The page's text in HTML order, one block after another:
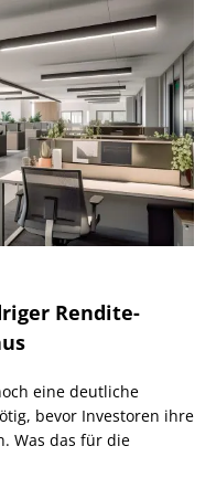
Rendite-
eine deutliche
bevor Investoren ihre
Was das für die